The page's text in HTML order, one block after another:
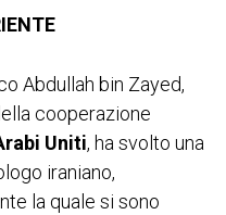
Abdullah bin Zayed,
cooperazione
Uniti, ha svolto una
iraniano,
la quale si sono